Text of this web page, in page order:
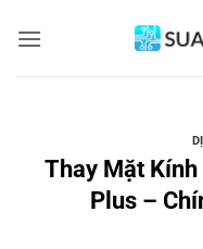
qua
Thay Mặt
Plus –